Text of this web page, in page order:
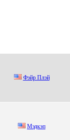
Фэйр Плэй
Мэдкэп